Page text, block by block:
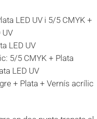
LED UV i 5/5 CMYK +
UV
LED UV
5/5 CMYK + Plata
LED UV
+ Plata + Vernís acrílic